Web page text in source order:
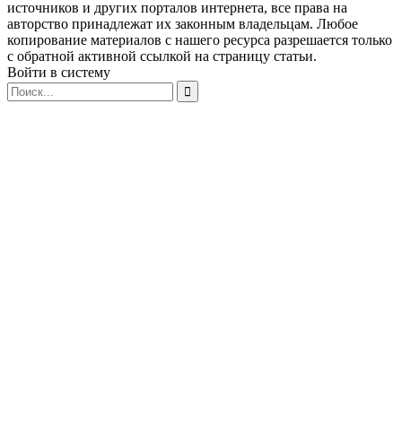
источников и других порталов интернета, все права на
авторство принадлежат их законным владельцам. Любое
копирование материалов с нашего ресурса разрешается только
с обратной активной ссылкой на страницу статьи.
Войти в систему